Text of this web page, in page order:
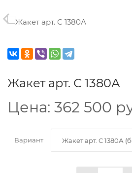
Жакет арт. С 1380А
Цена: 362 500
Вариант Жакет арт. С 1380А